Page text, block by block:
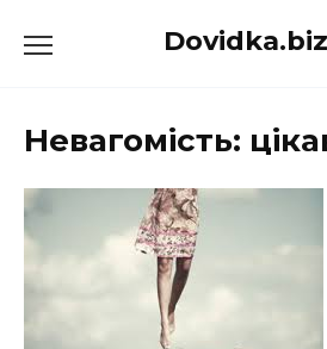
до
Невагомість: